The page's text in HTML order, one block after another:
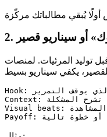
أو سيناريو قصير
توليد المرئيات. لمنصات
Hook: السطر الأول الذي يوقف التمرير.
Context: جملة واحدة تشرح المشكلة.
Visual beats: ثلاثة مشاهد تجعل الفكرة سهلة المشاهدة.